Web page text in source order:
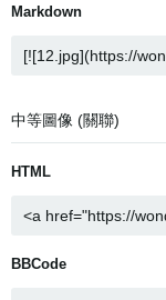
Markdown
中等圖像 (關聯)
HTML
BBCode